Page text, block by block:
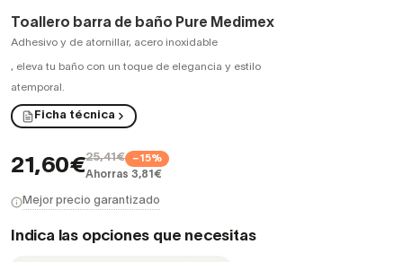
Toallero barra de baño Pure Medimex
Adhesivo y de atornillar, acero inoxidable
, eleva tu baño con un toque de elegancia y estilo
atemporal.
Ficha técnica
21,60€25,41€ −15%
Ahorras 3,81€
Mejor precio garantizado
Indica las opciones que necesitas